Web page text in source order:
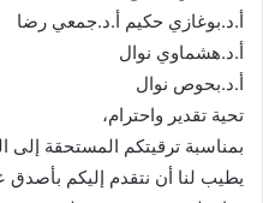
أ.د.بوغازي حكيم أ.د.جمعي رضا
أ.د.هشماوي نوال
أ.د.بحوص نوال
تحية تقدير واحترام،
بمناسبة ترقيتكم المستحقة إلى
يطيب لنا أن نتقدم إليكم بأصدق